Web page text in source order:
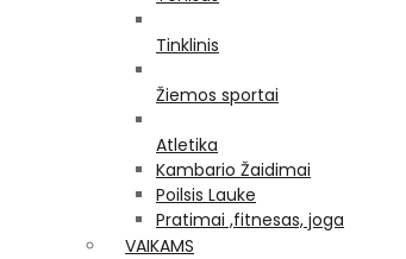
Tinklinis
Žiemos sportai
Atletika
Kambario Žaidimai
Poilsis Lauke
Pratimai ,fitnesas, joga
VAIKAMS